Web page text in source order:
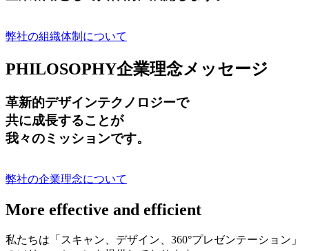
弊社の組織体制について
PHILOSOPHY企業理念メッセージ
革新的デザインテクノロジーで
共に成長することが
我々のミッションです。
弊社の企業理念について
More effective and efficient
私たちは「スキャン、デザイン、360°プレゼンテーション」